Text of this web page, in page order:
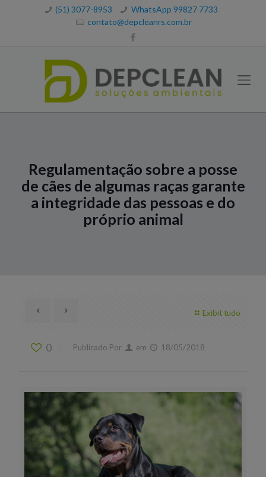
(51) 3077-8953
WhatsApp 99827 7733
contato@depcleanrs.com.br
Regulamentação sobre a posse
de cães de algumas raças garante
a integridade das pessoas e do
próprio animal
Exibit tudo
0 Publicado Por em 18/05/2018